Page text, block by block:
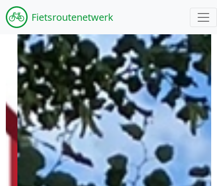
Fietsroutenetwerk